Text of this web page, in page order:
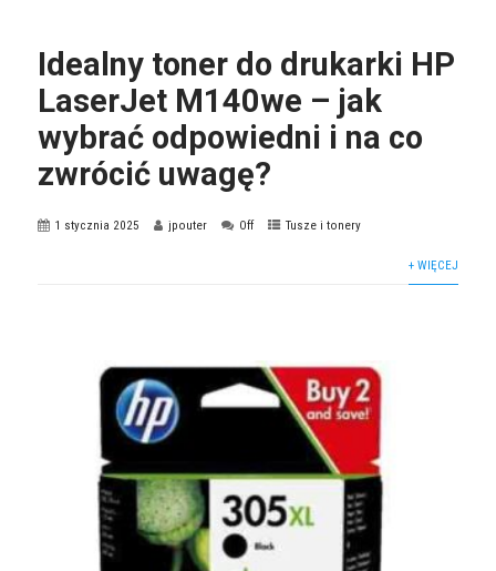
Idealny toner do drukarki HP
LaserJet M140we – jak
wybrać odpowiedni i na co
zwrócić uwagę?
1 stycznia 2025 jpouter Off Tusze i tonery
+ WIĘCEJ